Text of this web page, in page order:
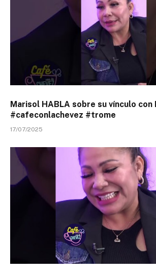
Marisol HABLA sobre su vínculo con
#cafeconlachevez #trome
17/07/2025